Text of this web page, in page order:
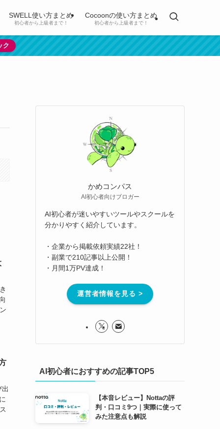
SWELL使い方まとめ
初心者から上級者まで！
Cocoonの使い方まとめ
初心者から上級者まで！
ク
かめコンパス
AI初心者向けブロガー
AI初心者が迷いやすいツールやスクールを
分かりやすく紹介しています。
・企業から掲載依頼実績22社！
・副業で210記事以上公開！
・月間1万PV達成！
運営者情報を見る >
AI初心者におすすめの記事TOP5
【本音レビュー】Nottaの評
判・口コミ9つ｜実際に使って
みた注意点も解説